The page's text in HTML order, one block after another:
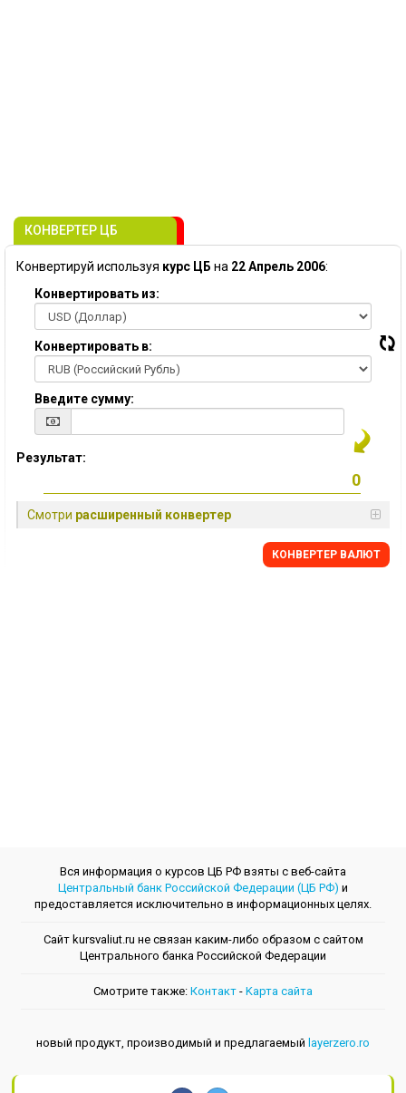
КОНВЕРТЕР ЦБ
Конвертируй используя курс ЦБ на 22 Апрель 2006:
Конвертировать из:
Конвертировать в:
Введите сумму:
Результат:
Смотри расширенный конвертер
КОНВЕРТЕР ВАЛЮТ
Вся информация о курсов ЦБ РФ взяты с веб-сайта
Центральный банк Российской Федерации (ЦБ РФ) и
предоставляется исключительно в информационных целях.
Сайт kursvaliut.ru не связан каким-либо образом с сайтом
Центрального банкa Российской Федерации
Смотрите также: Контакт - Kарта сайта
новый продукт, производимый и предлагаемый layerzero.ro